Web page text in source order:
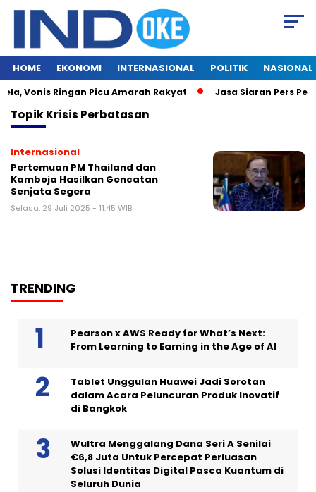
HOME EKONOMI INTERNASIONAL POLITIK NASIONAL
Vonis Ringan Picu Amarah Rakyat Jasa Siaran Pers
TopikKrisis Perbatasan
Internasional
Pertemuan PM Thailand dan
Kamboja Hasilkan Gencatan
Senjata Segera
Selasa, 29 Juli 2025 - 11:45 WIB
TRENDING
Pearson x AWS Ready for What’s Next:
From Learning to Earning in the Age of AI
Tablet Unggulan Huawei Jadi Sorotan
dalam Acara Peluncuran Produk Inovatif
di Bangkok
Wultra Menggalang Dana Seri A Senilai
€6,8 Juta Untuk Percepat Perluasan
Solusi Identitas Digital Pasca Kuantum di
Seluruh Dunia